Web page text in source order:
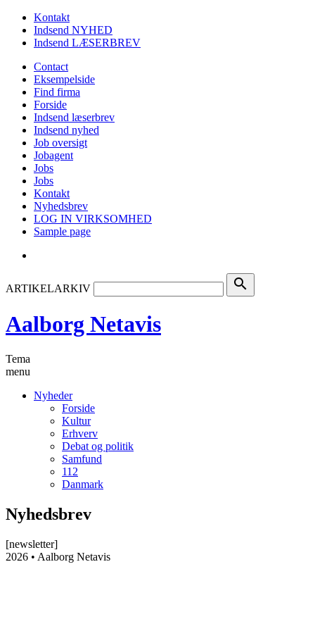
Kontakt
Indsend NYHED
Indsend LÆSERBREV
Contact
Eksempelside
Find firma
Forside
Indsend læserbrev
Indsend nyhed
Job oversigt
Jobagent
Jobs
Jobs
Kontakt
Nyhedsbrev
LOG IN VIRKSOMHED
Sample page
ARTIKELARKIV search
Aalborg Netavis
Tema
menu
Nyheder
Forside
Kultur
Erhverv
Debat og politik
Samfund
112
Danmark
Nyhedsbrev
[newsletter]
2026 • Aalborg Netavis